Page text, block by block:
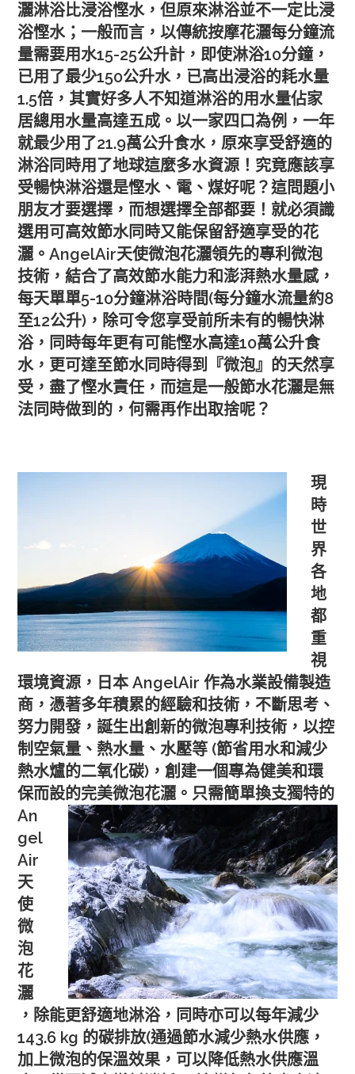
灑淋浴比浸浴慳水，但原來淋浴並不一定比浸
浴慳水；一般而言，以傳統按摩花灑每分鐘流
量需要用水15-25公升計，即使淋浴10分鐘，
已用了最少150公升水，已高出浸浴的耗水量
1.5倍，其實好多人不知道淋浴的用水量佔家
居總用水量高達五成。以一家四口為例，一年
就最少用了21.9萬公升食水，原來享受舒適的
淋浴同時用了地球這麼多水資源！究竟應該享
受暢快淋浴還是慳水、電、煤好呢？這問題小
朋友才要選擇，而想選擇全部都要！就必須識
選用可高效節水同時又能保留舒適享受的花
灑。AngelAir天使微泡花灑領先的專利微泡
技術，結合了高效節水能力和澎湃熱水量感，
每天單單5-10分鐘淋浴時間(每分鐘水流量約8
至12公升)，除可令您享受前所未有的暢快淋
浴，同時每年更有可能慳水高達10萬公升食
水，更可達至節水同時得到『微泡』的天然享
受，盡了慳水責任，而這是一般節水花灑是無
法同時做到的，何需再作出取捨呢？
現
時
世
界
各
地
都
重
視
環境資源，日本 AngelAir 作為水業設備製造
商，憑著多年積累的經驗和技術，不斷思考、
努力開發，誕生出創新的微泡專利技術，以控
制空氣量、熱水量、水壓等 (節省用水和減少
熱水爐的二氧化碳)，創建一個專為健美和環
保而設的完美微泡花灑。 只需簡單換支獨特的
An
gel
Air
天
使
微
泡
花
灑
，除能更舒適地淋浴，同時亦可以每年減少
143.6 kg 的碳排放(通過節水減少熱水供應，
加上微泡的保溫效果，可以降低熱水供應溫